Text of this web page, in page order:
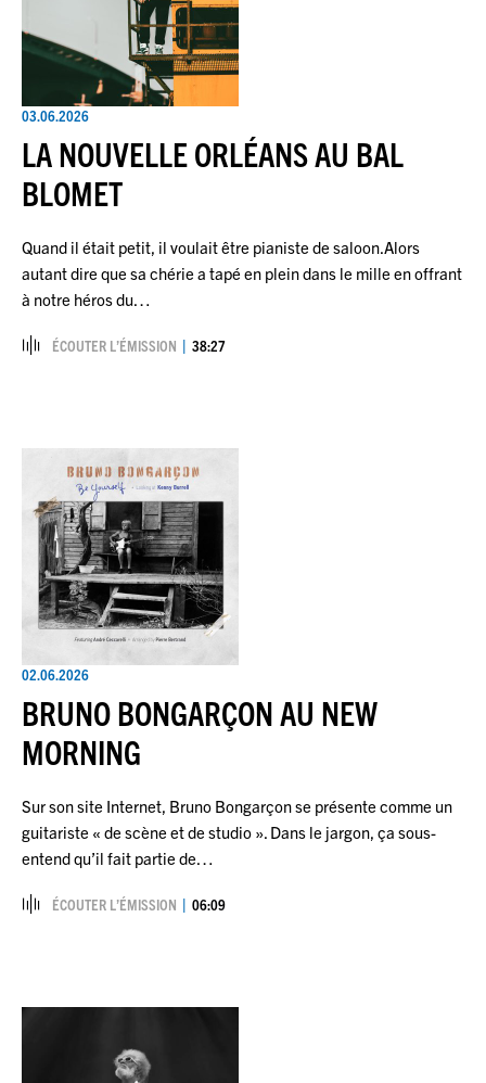
03.06.2026
LA NOUVELLE ORLÉANS AU BAL
BLOMET
Quand il était petit, il voulait être pianiste de saloon.Alors
autant dire que sa chérie a tapé en plein dans le mille en offrant
à notre héros du…
ÉCOUTER L’ÉMISSION 38:27
02.06.2026
BRUNO BONGARÇON AU NEW
MORNING
Sur son site Internet, Bruno Bongarçon se présente comme un
guitariste « de scène et de studio ». Dans le jargon, ça sous-
entend qu’il fait partie de…
ÉCOUTER L’ÉMISSION 06:09